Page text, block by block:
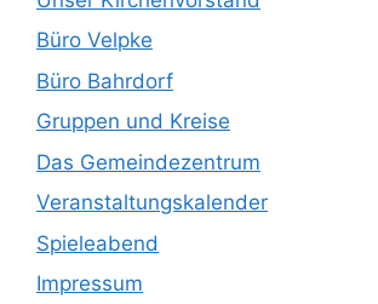
Büro Velpke
Büro Bahrdorf
Gruppen und Kreise
Das Gemeindezentrum
Veranstaltungskalender
Spieleabend
Impressum